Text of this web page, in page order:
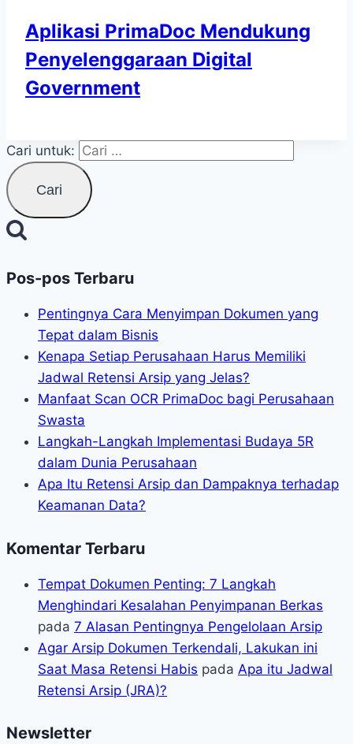
Aplikasi PrimaDoc Mendukung
Penyelenggaraan Digital
Government
Cari untuk:
Pos-pos Terbaru
Pentingnya Cara Menyimpan Dokumen yang
Tepat dalam Bisnis
Kenapa Setiap Perusahaan Harus Memiliki
Jadwal Retensi Arsip yang Jelas?
Manfaat Scan OCR PrimaDoc bagi Perusahaan
Swasta
Langkah-Langkah Implementasi Budaya 5R
dalam Dunia Perusahaan
Apa Itu Retensi Arsip dan Dampaknya terhadap
Keamanan Data?
Komentar Terbaru
Tempat Dokumen Penting: 7 Langkah
Menghindari Kesalahan Penyimpanan Berkas
pada 7 Alasan Pentingnya Pengelolaan Arsip
Agar Arsip Dokumen Terkendali, Lakukan ini
Saat Masa Retensi Habis pada Apa itu Jadwal
Retensi Arsip (JRA)?
Newsletter